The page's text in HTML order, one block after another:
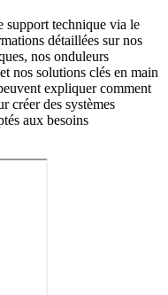
support technique via le
détaillées sur nos
nos onduleurs
nos solutions clés en main
expliquer comment
créer des systèmes
aux besoins